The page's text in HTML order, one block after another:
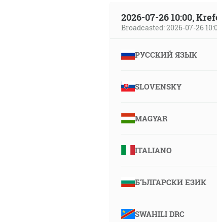
2026-07-26 10:00,
Broadcasted: 2026-07-26
РУССКИЙ ЯЗЫК
SLOVENSKY
MAGYAR
ITALIANO
БЪЛГАРСКИ ЕЗИК
SWAHILI DRC